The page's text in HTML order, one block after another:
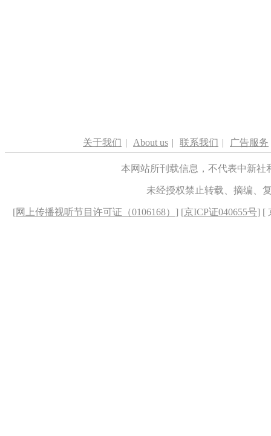
关于我们 | About us | 联系我们 | 广告服务
本网站所刊载信息，不代表中新
未经授权禁止转载、摘编、
[网上传播视听节目许可证（0106168） ] [京ICP证040655号] [